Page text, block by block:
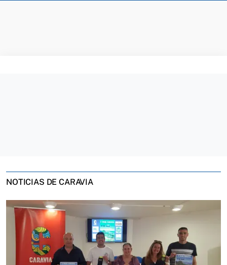
NOTICIAS DE CARAVIA